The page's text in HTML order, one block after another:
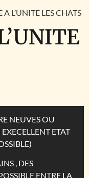
A L’UNITE LES CHATS
NEUVES OU
ETAT
, DES
ENTRE LA